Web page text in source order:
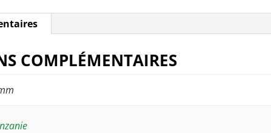
COMPLÉMENTAIRES